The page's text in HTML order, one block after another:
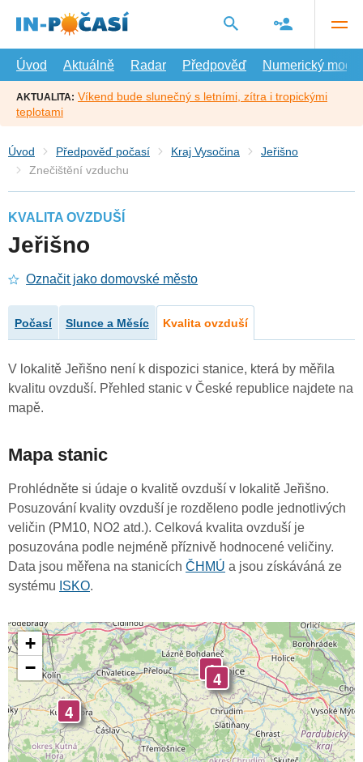
hlavní
Úvod
Aktuálně Radar Předpověď Numerický model
AKTUALITA: Víkend bude slunečný s letními, zítra i tropickými
teplotami
Úvod Předpověď počasí Kraj Vysočina
Jeřišno
Znečištění vzduchu
KVALITA OVZDUŠÍ
Jeřišno
Označit jako domovské město
Počasí Slunce a Měsíc Kvalita ovzduší
V lokalitě Jeřišno není k dispozici stanice, která by měřila
kvalitu ovzduší. Přehled stanic v České republice najdete na
mapě.
Mapa stanic
Prohlédněte si údaje o kvalitě ovzduší v lokalitě Jeřišno.
Posuzování kvality ovzduší je rozděleno podle jednotlivých
veličin (PM10, NO2 atd.). Celková kvalita ovzduší je
posuzována podle nejméně příznivě hodnocené veličiny.
Data jsou měřena na stanicích ČHMÚ a jsou získáváná ze
systému ISKO.
44
4
+
−